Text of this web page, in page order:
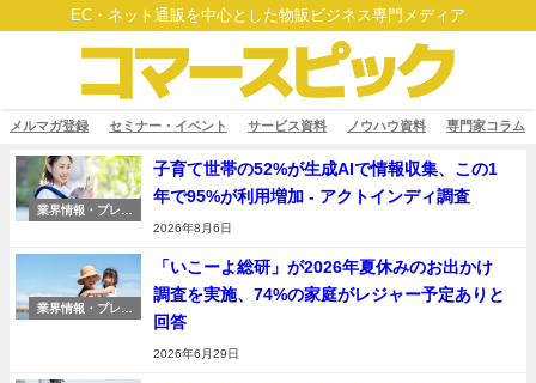
EC・ネット通販を中心とした物販ビジネス専門メディア
メルマガ登録 セミナー・イベント サービス資料 ノウハウ資料 専門家コラム
業界情報・プレス
子育て世帯の52%が生成AIで情報収集、この1
年で95%が利用増加 - アクトインディ調査
2026年8月6日
業界情報・プレス
「いこーよ総研」が2026年夏休みのお出かけ
調査を実施、74%の家庭がレジャー予定ありと
回答
2026年6月29日